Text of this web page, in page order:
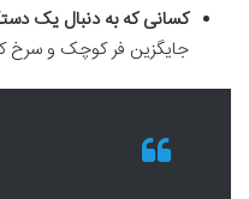
کسانی که به دنبال یک
جایگزین فر کوچک و سرخ